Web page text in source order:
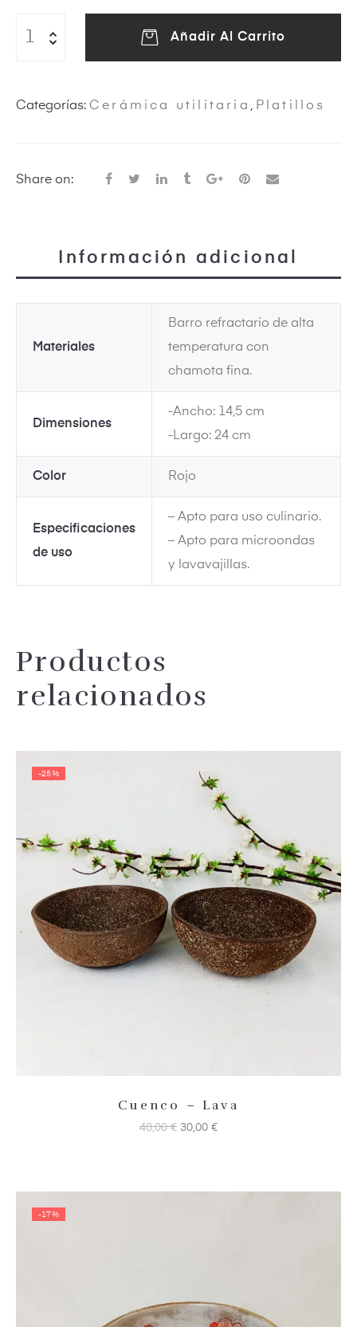
Añadir Al Carrito
Categorías: Cerámica utilitaria , Platillos
Share on:
Información adicional
Materiales
Barro refractario de alta
temperatura con
chamota fina.
Dimensiones
-Ancho: 14,5 cm
-Largo: 24 cm
Color Rojo
Especificaciones
de uso
– Apto para uso culinario.
– Apto para microondas
y lavavajillas.
Productos
relacionados
-25%
Cuenco – Lava
40,00€ 30,00 €
-17%